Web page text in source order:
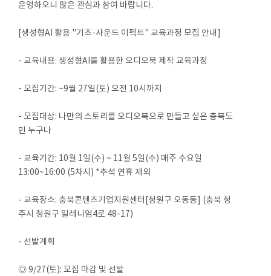
운영하오니 많은 관심과 참여 바랍니다.
[생성형AI 활용 "기초-사운드 이펙트" 교육과정 모집 안내]
- 교육내용: 생성형AI를 활용한 오디오북 제작 교육과정
- 모집기간: ~9월 27일(토) 오전 10시까지
- 모집대상: 나만의 스토리를 오디오북으로 만들고 싶은 충북도
민 누구나
- 교육기간: 10월 1일(수) ~ 11월 5일(수) 매주 수요일
13:00~16:00 (5차시) *추석 연휴 제외
- 교육장소: 충북콘텐츠기업지원센터[청원구 오동동] (충북 청
주시 청원구 밀레니엄4로 48-17)
- 선발계획
◎ 9/27(토): 모집 마감 및 선발